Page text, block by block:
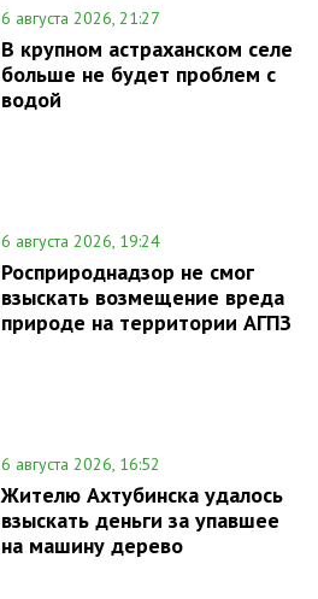
6 августа 2026, 21:27
В крупном астраханском селе
больше не будет проблем с
водой
6 августа 2026, 19:24
Росприроднадзор не смог
взыскать возмещение вреда
природе на территории АГПЗ
6 августа 2026, 16:52
Жителю Ахтубинска удалось
взыскать деньги за упавшее
на машину дерево